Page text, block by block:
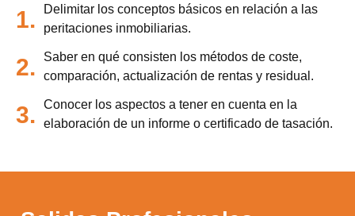
1.
Delimitar los conceptos básicos en relación a las
peritaciones inmobiliarias.
2.
Saber en qué consisten los métodos de coste,
comparación, actualización de rentas y residual.
3.
Conocer los aspectos a tener en cuenta en la
elaboración de un informe o certificado de tasación.